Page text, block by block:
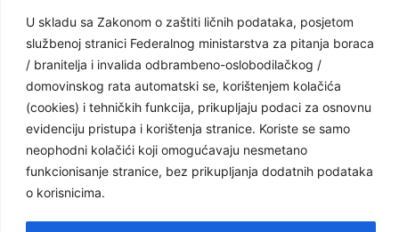
U skladu sa Zakonom o zaštiti ličnih podataka, posjetom
službenoj stranici Federalnog ministarstva za pitanja boraca
/ branitelja i invalida odbrambeno-oslobodilačkog /
domovinskog rata automatski se, korištenjem kolačića
(cookies) i tehničkih funkcija, prikupljaju podaci za osnovnu
evidenciju pristupa i korištenja stranice. Koriste se samo
neophodni kolačići koji omogućavaju nesmetano
funkcionisanje stranice, bez prikupljanja dodatnih podataka
o korisnicima.
Linkovi
Vlada Federacije Bosne i Hercegovine
Federalno ministarstvo finansija
Federalni zavod za penzijsko i invalidsko osiguranje